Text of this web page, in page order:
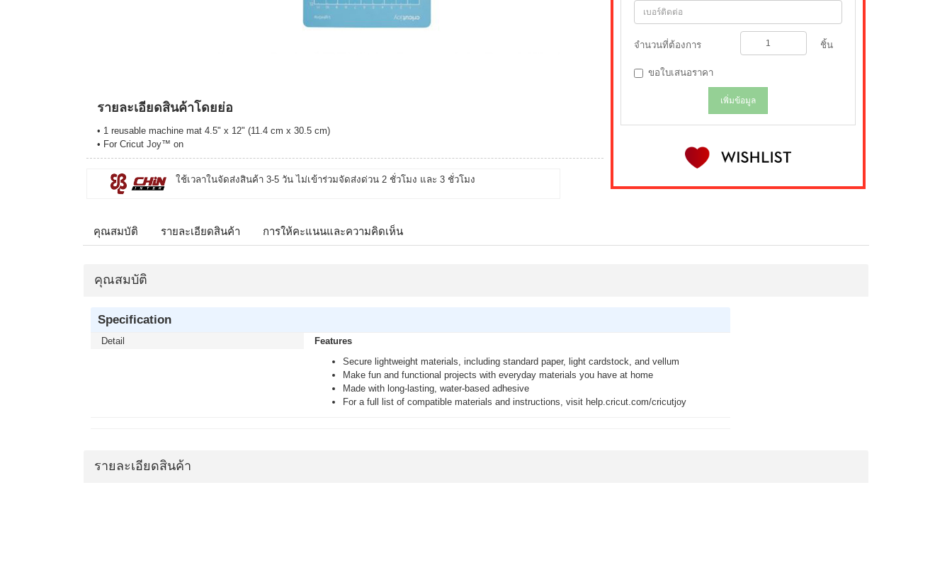
รายละเอียดสินค้าโดยย่อ
• 1 reusable machine mat 4.5" x 12" (11.4 cm x 30.5 cm)
• For Cricut Joy™ on
ใช้เวลาในจัดส่งสินค้า 3-5 วัน ไม่เข้าร่วมจัดส่งด่วน 2 ชั่วโมง และ 3 ชั่วโมง
จำนวนที่ต้องการ ชิ้น
ขอใบเสนอราคา
เพิ่มข้อมูล
คุณสมบัติ รายละเอียดสินค้า การให้คะแนนและความคิดเห็น
คุณสมบัติ
Specification
Detail
Features
Secure lightweight materials, including standard paper, light cardstock, and vellum
Make fun and functional projects with everyday materials you have at home
Made with long-lasting, water-based adhesive
For a full list of compatible materials and instructions, visit help.cricut.com/cricutjoy
รายละเอียดสินค้า